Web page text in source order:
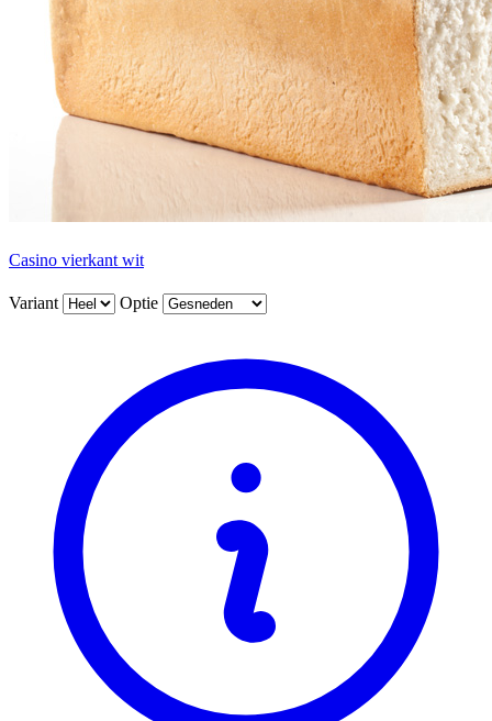
Casino vierkant wit
Variant Optie